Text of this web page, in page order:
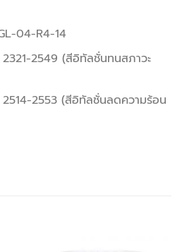
04-R4-14
2549 (สีอิทัลชั่นทนสภาวะ
2553 (สีอิทัลชั่นลดความร้อน